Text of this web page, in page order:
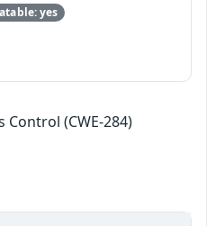
yes
Control (CWE-284)